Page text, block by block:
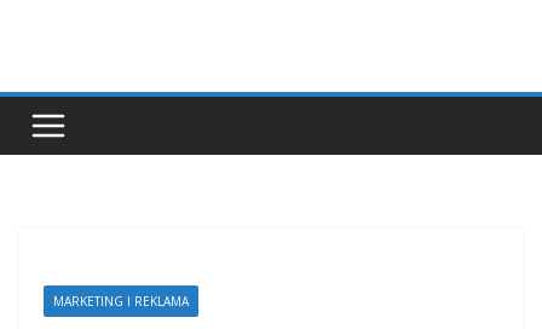
MARKETING I REKLAMA